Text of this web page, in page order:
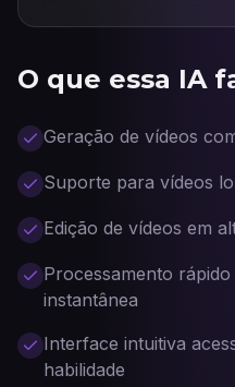
O que essa IA
Geração de vídeos
Suporte para vídeos
Edição de vídeos em
Processamento
instantânea
Interface intuitiva
habilidade